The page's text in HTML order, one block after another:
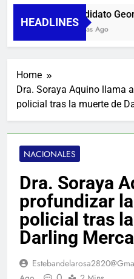
HEADLINES
Candidato
8 Horas Ago
Home
Dra. Soraya Aquino llama
policial tras la muerte de
NACIONALES
Dra. Soraya
profundizar
policial tras
Darling